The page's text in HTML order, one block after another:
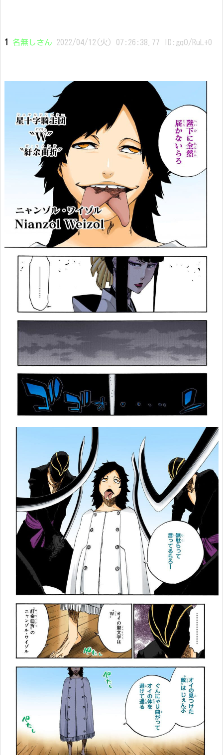
1 名無しさん 2022/04/12(火) 07:26:38.77 ID:gqO/RuL+0